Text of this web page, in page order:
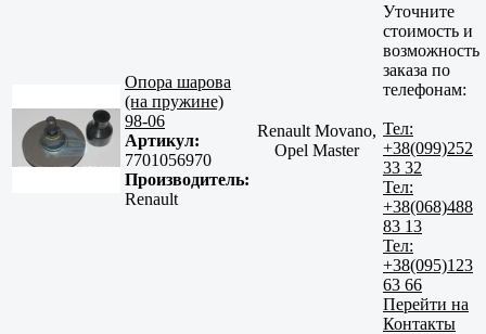
Опора шарова
(на пружине)
98-06
Артикул:
7701056970
Производитель:
Renault
Renault Movano,
Opel Master
Уточните
стоимость и
возможность
заказа по
телефонам:
Тел:
+38(099)252
33 32
Тел:
+38(068)488
83 13
Тел:
+38(095)123
63 66
Перейти на
Контакты